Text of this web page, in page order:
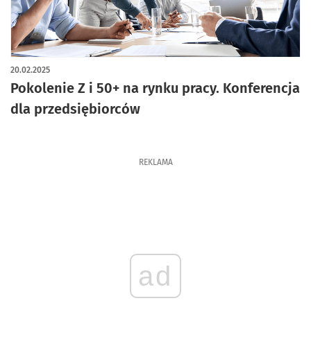
Pokolenie Z i 50+ na rynku pracy. Konferencja
dla przedsiębiorców
20.02.2025
REKLAMA
ad